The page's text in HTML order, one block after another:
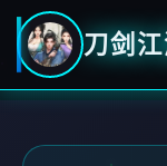
刀剑